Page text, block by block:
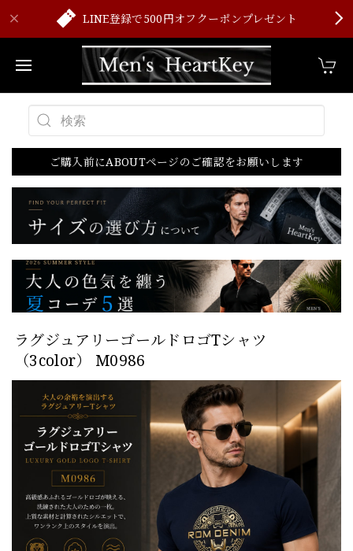
LINE登録で500円オフクーポンプレゼント
ご購入前にABOUTページのご確認をお願いします
ラグジュアリーゴールドロゴTシャツ
（3color） M0986